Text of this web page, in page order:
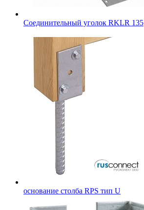
Соединительный уголок RKLR 135
основание столба RPS тип U